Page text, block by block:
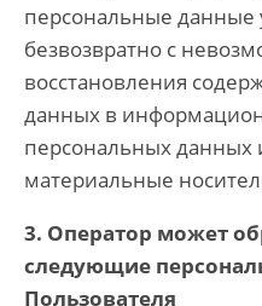
персональные данные
безвозвратно с
восстановления
данных в
персональных данных
материальные
3. Оператор может
следующие
Пользователя